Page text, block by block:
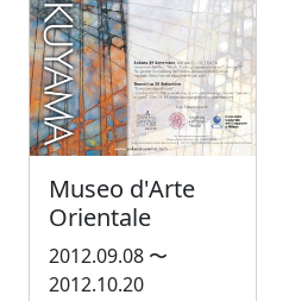
Museo d'Arte
Orientale
2012.09.08 〜
2012.10.20